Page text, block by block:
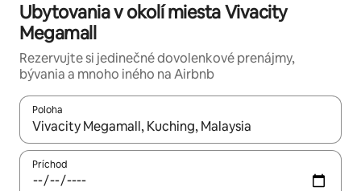
Ubytovania v okolí miesta Vivacity
Megamall
Rezervujte si jedinečné dovolenkové prenájmy,
bývania a mnoho iného na Airbnb
Poloha
Keď budú výsledky k dispozícii, môžete si ich prechádzať
Príchod